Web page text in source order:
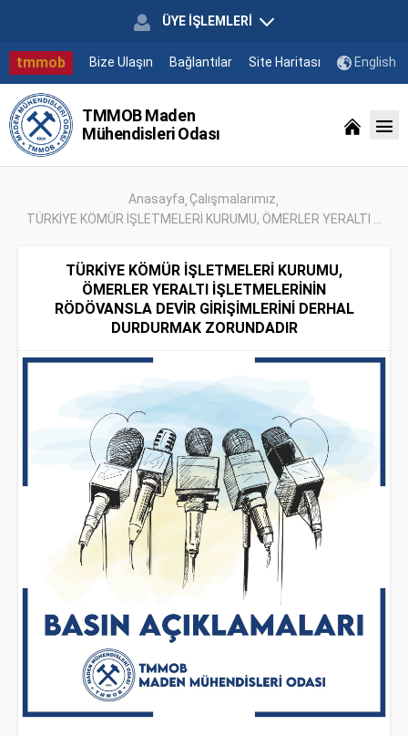
ÜYE İŞLEMLERİ
tmmob Bize Ulaşın Bağlantılar Site Haritası English
TMMOB Maden
Mühendisleri Odası
Anasayfa Çalışmalarımız
TÜRKİYE KÖMÜR İŞLETMELERİ KURUMU, ÖMERLER YERALTI ...
TÜRKİYE KÖMÜR İŞLETMELERİ KURUMU,
ÖMERLER YERALTI İŞLETMELERİNİN
RÖDÖVANSLA DEVİR GİRİŞİMLERİNİ DERHAL
DURDURMAK ZORUNDADIR